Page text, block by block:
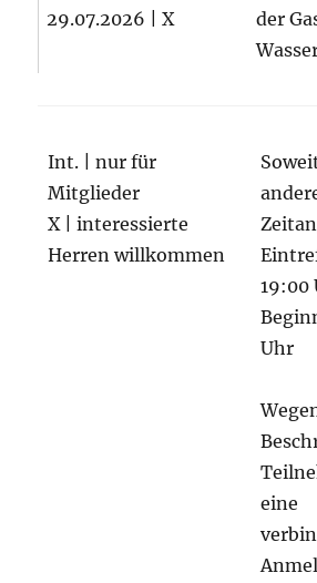
29.07.2026 | X
der
Int. | nur für
Mitglieder
X | interessierte
Herren willkommen
19:00
Uhr
eine